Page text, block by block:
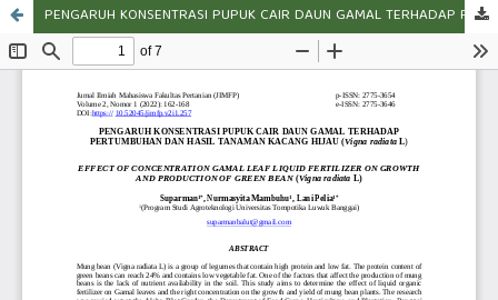
PENGARUH KONSENTRASI PUPUK CAIR DAUN GAMAL TERHADAP PERTUMBUHAN DAN HASIL TANAMAN KACANG HIJAU (Vingna radiata L.)